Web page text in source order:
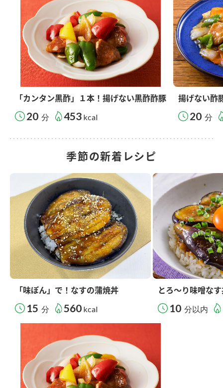
「カンタン黒酢」１本！揚げない黒酢酢豚
20 分 453 kcal
揚げない酢
20 分
季節の新着レシピ
「味ぽん」で！なすの蒲焼丼
15 分 560 kcal
とろ～り味噌な
10 分以内